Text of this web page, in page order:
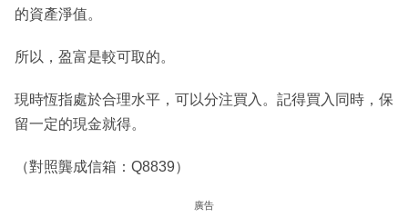
的資產淨值。
所以，盈富是較可取的。
現時恆指處於合理水平，可以分注買入。記得買入同時，保
留一定的現金就得。
（對照龔成信箱：Q8839）
廣告